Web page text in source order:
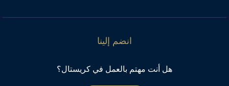
انضم إلينا
هل أنت مهتم بالعمل في كريستال؟